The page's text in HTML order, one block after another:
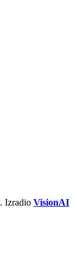
. Izradio VisionAI